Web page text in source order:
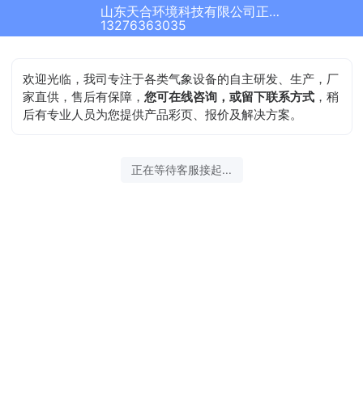
山东天合环境科技有限公司正在为您服务
13276363035
欢迎光临，我司专注于各类气象设备的自主研发、生产，厂
家直供，售后有保障，您可在线咨询，或留下联系方式 ，稍
后有专业人员为您提供产品彩页、报价及解决方案。
正在等待客服接起...